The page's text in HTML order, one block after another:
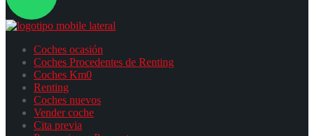
Coches ocasión
Coches Procedentes de Renting
Coches Km0
Renting
Coches nuevos
Vender coche
Cita previa